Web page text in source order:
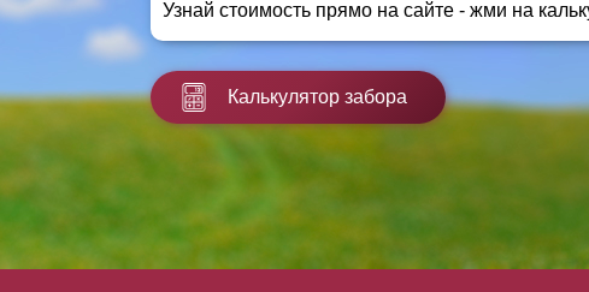
Заборы для дачи
Заборы и ограждения для школ
Забор на участок 10 соток
Узнай стоимость прямо на сайте - жми на
Калькулятор забора